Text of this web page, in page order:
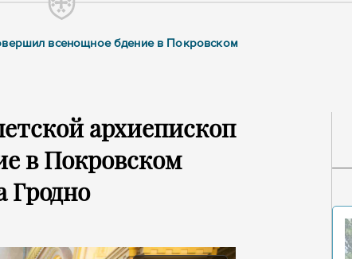
всенощное бдение в Покровском
архиепископ
в Покровском
Гродно